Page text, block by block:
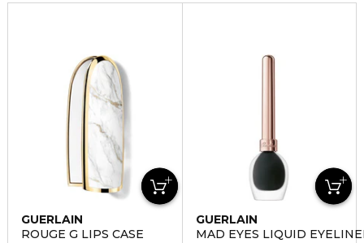
GUERLAIN
ROUGE G LIPS CASE
GUERLAIN
MAD EYES LIQUID